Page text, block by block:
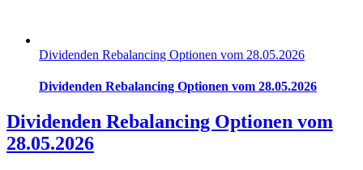
Dividenden Rebalancing Optionen vom 28.05.2026
Dividenden Rebalancing Optionen vom 28.05.2026
Dividenden Rebalancing Optionen vom
28.05.2026